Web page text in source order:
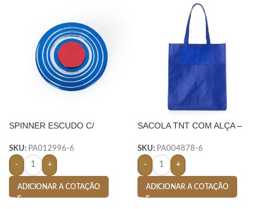
SPINNER ESCUDO C/
SKU: PA012996-6
- +
ADICIONAR A COTAÇÃO
SACOLA TNT COM ALÇA –
SKU: PA004878-6
- +
ADICIONAR A COTAÇÃO